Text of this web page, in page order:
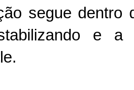
segue dentro
e a